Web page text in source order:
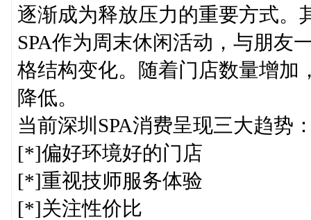
逐渐成为释放压力的重要方式。
SPA作为周末休闲活动，与朋友
格结构变化。随着门店数量增加
降低。
当前深圳SPA消费呈现三大趋势
[*]偏好环境好的门店
[*]重视技师服务体验
[*]关注性价比